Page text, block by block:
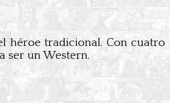
héroe tradicional. Con cuatro
ser un Western.